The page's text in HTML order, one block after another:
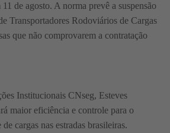
de agosto. A norma prevê a suspensão
Transportadores Rodoviários de Cargas
que não comprovarem a contratação
Institucionais CNseg, Esteves
maior eficiência e controle para o
cargas nas estradas brasileiras.